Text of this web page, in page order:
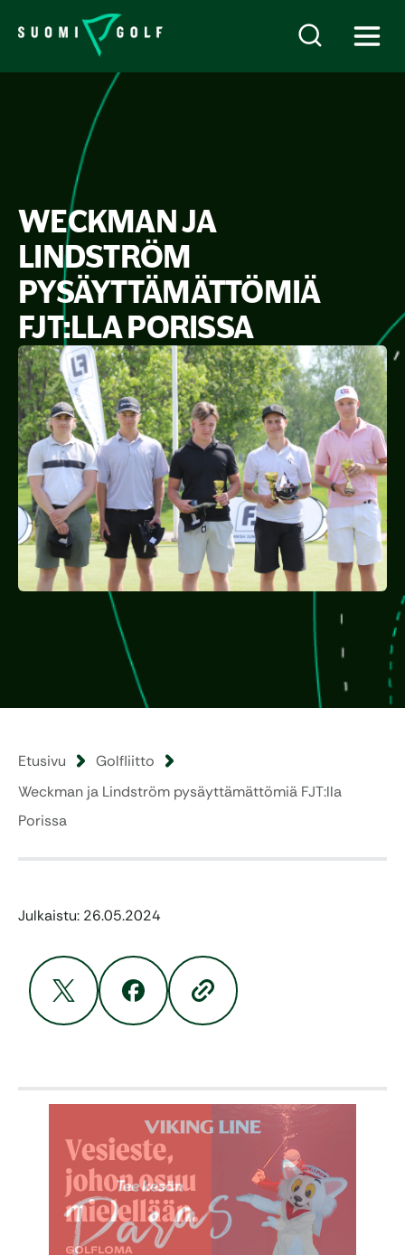
WECKMAN JA
LINDSTRÖM
PYSÄYTTÄMÄTTÖMIÄ
FJT:LLA PORISSA
Etusivu
Golfliitto
Weckman ja Lindström pysäyttämättömiä FJT:lla
Porissa
Julkaistu: 26.05.2024